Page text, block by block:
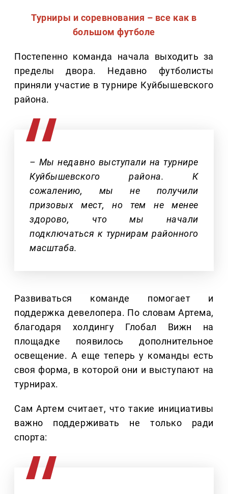
Турниры и соревнования – все как в
большом футболе
Постепенно команда начала выходить за
пределы двора. Недавно футболисты
приняли участие в турнире Куйбышевского
района.
– Мы недавно выступали на турнире
Куйбышевского района. К
сожалению, мы не получили
призовых мест, но тем не менее
здорово, что мы начали
подключаться к турнирам районного
масштаба.
Развиваться команде помогает и
поддержка девелопера. По словам Артема,
благодаря холдингу Глобал Вижн на
площадке появилось дополнительное
освещение. А еще теперь у команды есть
своя форма, в которой они и выступают на
турнирах.
Сам Артем считает, что такие инициативы
важно поддерживать не только ради
спорта: